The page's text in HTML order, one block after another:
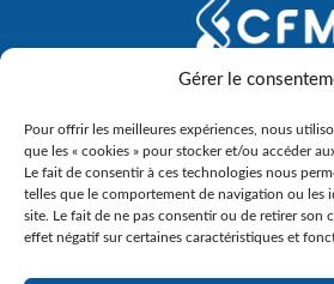
Gérer le
Pour offrir les meilleures expériences, nous
que les « cookies » pour stocker et/ou accéder
Le fait de consentir à ces technologies nous
telles que le comportement de navigation ou les
site. Le fait de ne pas consentir ou de retirer son
effet négatif sur certaines caractéristiques et